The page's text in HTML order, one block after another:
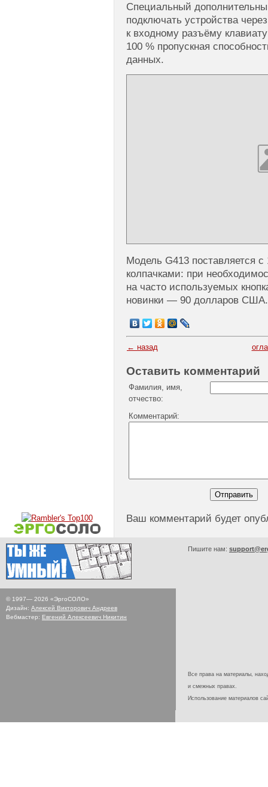
Специальный
подключать устройства
к входному разъёму
100 % пропускная
данных.
Модель G413 поставляется
колпачками: при
на часто используемых
новинки — 90 долларов США.
← назад
Оставить комментарий
Фамилия, имя,
отчество:
Комментарий:
Ваш комментарий будет
© 1997— 2026 «ЭргоСОЛО»
Дизайн: Алексей Викторович Андреев
Вебмастер: Евгений Алексеевич Никитин
Пишите нам:
Все права на материалы,
и смежных правах.
Использование материалов